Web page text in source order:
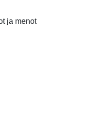
ja menot